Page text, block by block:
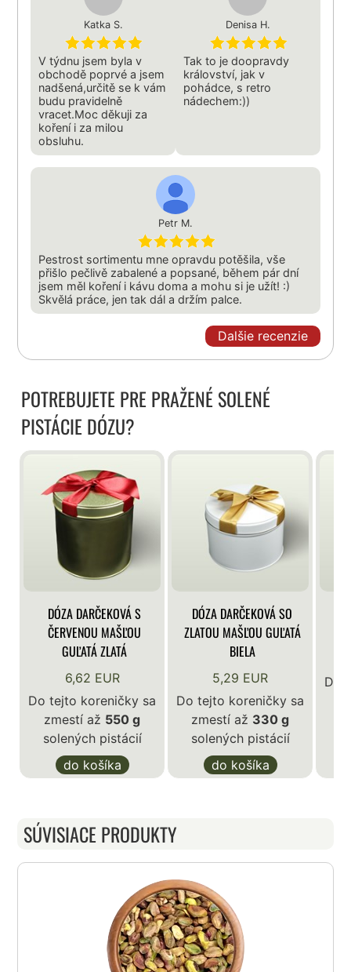
Katka S.
V týdnu jsem byla v
obchodě poprvé a jsem
nadšená,určitě se k vám
budu pravidelně
vracet.Moc děkuji za
koření i za milou
obsluhu.
Denisa H.
Tak to je doopravdy
království, jak v
pohádce, s retro
nádechem:))
Petr M.
Pestrost sortimentu mne opravdu potěšila, vše
přišlo pečlivě zabalené a popsané, během pár dní
jsem měl koření i kávu doma a mohu si je užít! :)
Skvělá práce, jen tak dál a držím palce.
Dalšie recenzie
POTREBUJETE PRE PRAŽENÉ SOLENÉ
PISTÁCIE DÓZU?
DÓZA DARČEKOVÁ S
ČERVENOU MAŠĽOU
GUĽATÁ ZLATÁ
6,62 EUR
Do tejto koreničky sa
zmestí až 550 g
solených pistácií
do košíka
DÓZA DARČEKOVÁ SO
ZLATOU MAŠĽOU GUĽATÁ
BIELA
5,29 EUR
Do tejto koreničky sa
zmestí až 330 g
solených pistácií
do košíka
Do
SÚVISIACE PRODUKTY